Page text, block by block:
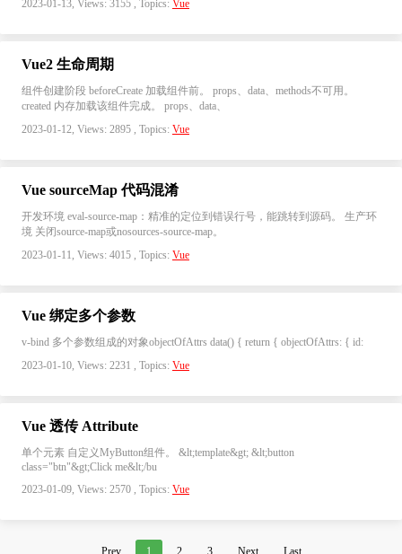
2023-01-13, Views: 3155 , Topics: Vue
Vue2 生命周期
组件创建阶段 beforeCreate 加载组件前。 props、data、methods不可用。
created 内存加载该组件完成。 props、data、
2023-01-12, Views: 2895 , Topics: Vue
Vue sourceMap 代码混淆
开发环境 eval-source-map：精准的定位到错误行号，能跳转到源码。 生产环
境 关闭source-map或nosources-source-map。
2023-01-11, Views: 4015 , Topics: Vue
Vue 绑定多个参数
v-bind 多个参数组成的对象objectOfAttrs data() { return { objectOfAttrs: { id:
2023-01-10, Views: 2231 , Topics: Vue
Vue 透传 Attribute
单个元素 自定义MyButton组件。 &lt;template&gt; &lt;button
class="btn"&gt;Click me&lt;/bu
2023-01-09, Views: 2570 , Topics: Vue
Prev 1 2 3 Next Last